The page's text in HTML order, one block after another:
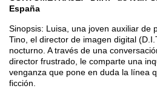
España
Sinopsis: Luisa, una joven auxiliar de
Tino, el director de imagen digital
nocturno. A través de una
director frustrado, le comparte una
venganza que pone en duda la línea
ficción.